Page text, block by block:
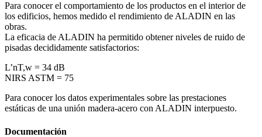
Para conocer el comportamiento de los productos en el interior de
los edificios, hemos medido el rendimiento de ALADIN en las
obras.
La eficacia de ALADIN ha permitido obtener niveles de ruido de
pisadas decididamente satisfactorios:
L’nT,w = 34 dB
NIRS ASTM = 75
Para conocer los datos experimentales sobre las prestaciones
estáticas de una unión madera-acero con ALADIN interpuesto.
Documentación